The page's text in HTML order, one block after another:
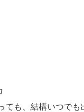
も、結構いつでも